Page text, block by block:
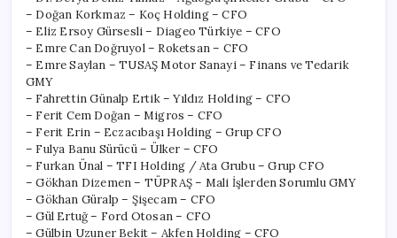
– Doğan Korkmaz – Koç Holding – CFO
– Eliz Ersoy Gürsesli – Diageo Türkiye – CFO
– Emre Can Doğruyol – Roketsan – CFO
– Emre Saylan – TUSAŞ Motor Sanayi – Finans ve Tedarik
GMY
– Fahrettin Günalp Ertik – Yıldız Holding – CFO
– Ferit Cem Doğan – Migros – CFO
– Ferit Erin – Eczacıbaşı Holding – Grup CFO
– Fulya Banu Sürücü – Ülker – CFO
– Furkan Ünal – TFI Holding / Ata Grubu – Grup CFO
– Gökhan Dizemen – TÜPRAŞ – Mali İşlerden Sorumlu GMY
– Gökhan Güralp – Şişecam – CFO
– Gül Ertuğ – Ford Otosan – CFO
– Gülbin Uzuner Bekit – Akfen Holding – CFO